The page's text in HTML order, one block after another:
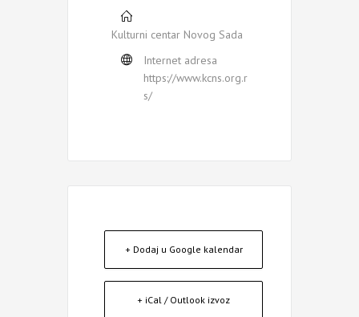
Kulturni centar Novog Sada
Internet adresa
https://www.kcns.org.r
s/
+ Dodaj u Google kalendar
+ iCal / Outlook izvoz